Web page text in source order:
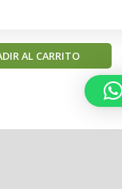
AL CARRITO